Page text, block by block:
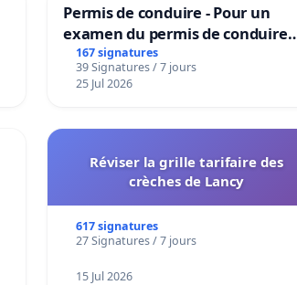
Permis de conduire - Pour un
examen du permis de conduire
accessible dans plusieurs langues
à Bruxelles
167 signatures
39 Signatures / 7 jours
25 Jul 2026
Réviser la grille tarifaire des
crèches de Lancy
617 signatures
27 Signatures / 7 jours
15 Jul 2026